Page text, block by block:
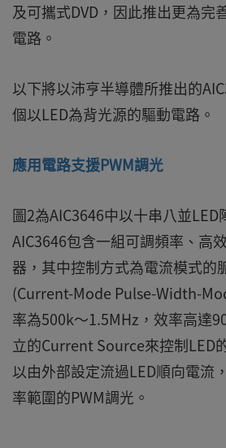
及可攜式DVD，因此推出更為完
電路。
以下將以沛亨半導體所推出的
個以LED為背光源的驅動電路。
應用電路支援PWM調光
圖2為AIC3646中以十串八並LED
AIC3646包含一組可調頻率、高
器，其中控制方式為電流模式的
(Current-Mode Pulse-Width-
率為500k～1.5MHz，效率高達
立的Current Source來控制LED
以由外部設定流過LED順向電流
率範圍的PWM調光。